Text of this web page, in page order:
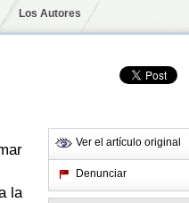
Los Autores
la
Ver el artículo original
Denunciar